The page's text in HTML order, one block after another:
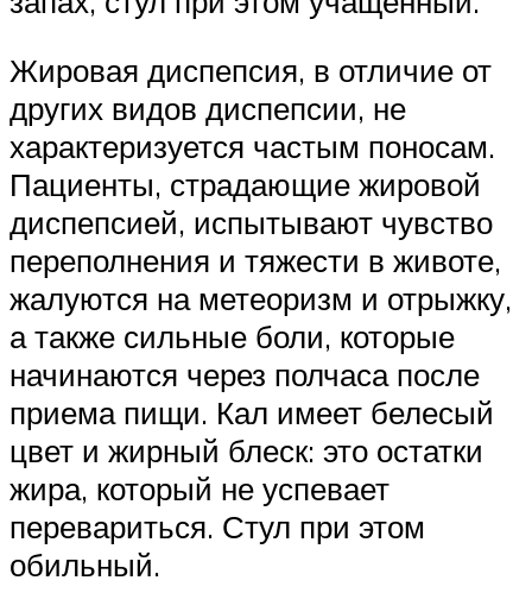
Жировая диспепсия, в отличие от
других видов диспепсии, не
характеризуется частым поносам.
Пациенты, страдающие жировой
диспепсией, испытывают чувство
переполнения и тяжести в животе,
жалуются на метеоризм и отрыжку,
а также сильные боли, которые
начинаются через полчаса после
приема пищи. Кал имеет белесый
цвет и жирный блеск: это остатки
жира, который не успевает
перевариться. Стул при этом
обильный.